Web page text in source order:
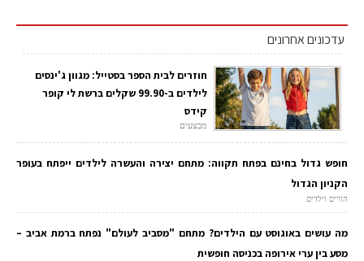
עדכונים אחרונים
חוזרים לבית הספר בסטייל: מגוון ג'ינסים
לילדים ב-99.90 שקלים ברשת לי קופר
קידס
מבצעים
חופש גדול בחינם בפתח תקווה: מתחם יצירה והעשרה לילדים ייפתח בעופר
הקניון הגדול
הורים וילדים
מה עושים באוגוסט עם הילדים? מתחם "מסביב לעולם" נפתח ברמת אביב –
מסע בין ערי אירופה בכניסה חופשית